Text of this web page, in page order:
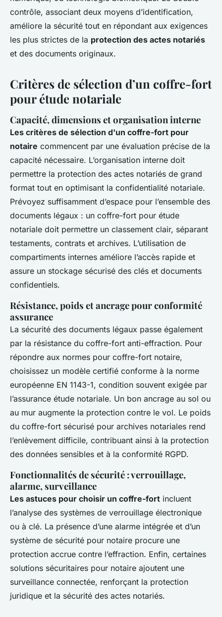
contrôle, associant deux moyens d’identification,
améliore la sécurité tout en répondant aux exigences
les plus strictes de la protection des actes notariés
et des documents originaux.
Critères de sélection d’un coffre-fort
pour étude notariale
Capacité, dimensions et organisation interne
Les critères de sélection d'un coffre-fort pour
notaire commencent par une évaluation précise de la
capacité nécessaire. L’organisation interne doit
permettre la protection des actes notariés de grand
format tout en optimisant la confidentialité notariale.
Prévoyez suffisamment d’espace pour l’ensemble des
documents légaux : un coffre-fort pour étude
notariale doit permettre un classement clair, séparant
testaments, contrats et archives. L’utilisation de
compartiments internes améliore l’accès rapide et
assure un stockage sécurisé des clés et documents
confidentiels.
Résistance, poids et ancrage pour conformité
assurance
La sécurité des documents légaux passe également
par la résistance du coffre-fort anti-effraction. Pour
répondre aux normes pour coffre-fort notaire,
choisissez un modèle certifié conforme à la norme
européenne EN 1143-1, condition souvent exigée par
l’assurance étude notariale. Un bon ancrage au sol ou
au mur augmente la protection contre le vol. Le poids
du coffre-fort sécurisé pour archives notariales rend
l’enlèvement difficile, contribuant ainsi à la protection
des données sensibles et à la conformité RGPD.
Fonctionnalités de sécurité : verrouillage,
alarme, surveillance
Les astuces pour choisir un coffre-fort incluent
l’analyse des systèmes de verrouillage électronique
ou à clé. La présence d’une alarme intégrée et d’un
système de sécurité pour notaire procure une
protection accrue contre l’effraction. Enfin, certaines
solutions sécuritaires pour notaire ajoutent une
surveillance connectée, renforçant la protection
juridique et la sécurité des actes notariés.